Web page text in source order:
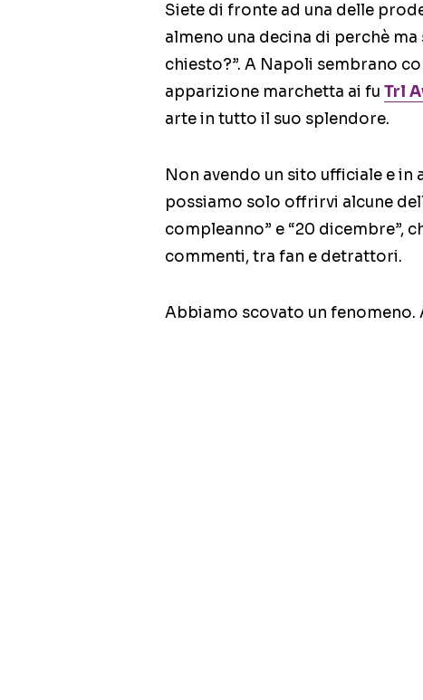
Siete di fronte ad una delle
almeno una decina di perchè
chiesto?”. A Napoli sembrano
apparizione marchetta ai fu Trl
arte in tutto il suo splendore.
Non avendo un sito ufficiale e
possiamo solo offrirvi alcune
compleanno” e “20 dicembre”,
commenti, tra fan e detrattori.
Abbiamo scovato un